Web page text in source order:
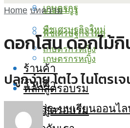
เกษตรกูรู
พืชเศรษฐกิจใหม่
เกษตรกรหญิง
ร้านค้า
หลักสูตรอบรม
เกษตรกูรู
พืชเศรษฐกิจใหม่
เกษตรกรหญิง
ร้านค้า
หลักสูตรอบรม
เข้าสู่ระบบเรียนออนไ
Home บทความ
ดอกโสน ดอกไม้กิ
ปลูกง่าย โตไว ไนโตร